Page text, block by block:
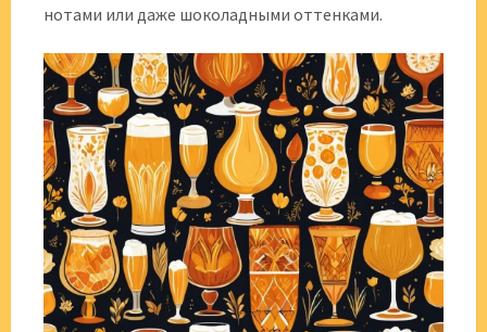
нотами или даже шоколадными оттенками.